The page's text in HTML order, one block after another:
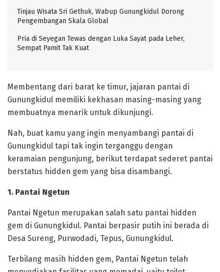
Tinjau Wisata Sri Gethuk, Wabup Gunungkidul Dorong
Pengembangan Skala Global
Pria di Seyegan Tewas dengan Luka Sayat pada Leher,
Sempat Pamit Tak Kuat
Membentang dari barat ke timur, jajaran pantai di
Gunungkidul memiliki kekhasan masing-masing yang
membuatnya menarik untuk dikunjungi.
Nah, buat kamu yang ingin menyambangi pantai di
Gunungkidul tapi tak ingin terganggu dengan
keramaian pengunjung, berikut terdapat sederet pantai
berstatus hidden gem yang bisa disambangi.
1. Pantai Ngetun
Pantai Ngetun merupakan salah satu pantai hidden
gem di Gunungkidul. Pantai berpasir putih ini berada di
Desa Sureng, Purwodadi, Tepus, Gunungkidul.
Terbilang masih hidden gem, Pantai Ngetun telah